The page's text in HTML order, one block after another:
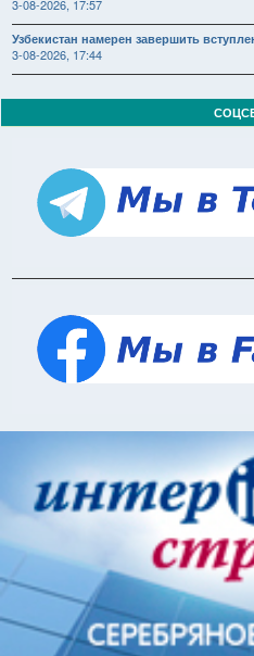
3-08-2026, 17:57
Узбекистан намерен завершить
3-08-2026, 17:44